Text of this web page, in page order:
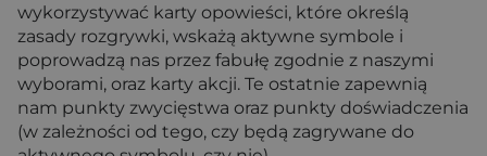
wykorzystywać karty opowieści, które określą
zasady rozgrywki, wskażą aktywne symbole i
poprowadzą nas przez fabułę zgodnie z naszymi
wyborami, oraz karty akcji. Te ostatnie zapewnią
nam punkty zwycięstwa oraz punkty doświadczenia
(w zależności od tego, czy będą zagrywane do